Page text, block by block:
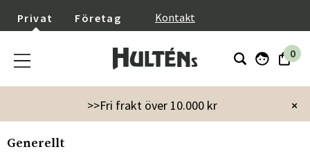
Privat Företag Kontakt
0
×
>>Fri frakt över 10.000 kr
Fullständiga köpvillkor Leveranser
Generellt